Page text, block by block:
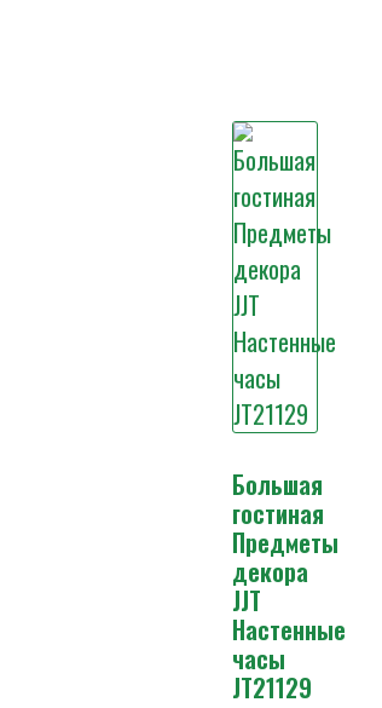
Большая
гостиная
Предметы
декора
JJT
Настенные
часы
JT21129